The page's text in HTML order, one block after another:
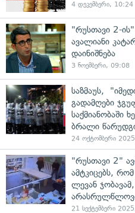
4 დეკემბერი, 10:24
"რუსთავი 2-
ავალიანი
დაინიშნება
3 ნოემბერი, 09:08
საზმაუს,
გადამღები
საქმიანობაში
ბრალი
24 ოქტომბერი
"რუსთავი 2"
ამტკიცებს,
ლევან
21 სექტემბერი